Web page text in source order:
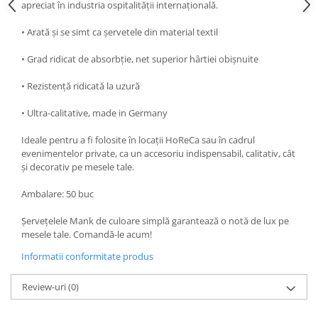
DECOR EVENIMENTE CORPORATE
DECOR ANIVERSARI COPII
DECOR PETRECERI
TEMATICA MARINA
TEMATICA RUSTICA
TEMATICA ROMANTICA
DECOR 1 & 8 MARTIE
DECOR HALLOWEEN
DECOR ZIUA ROMANIEI
DECOR CRACIUN & REVELION
DECOR PRIMAVARA
apreciat în industria ospitalității internațională.
• Arată și se simt ca șervetele din material textil
• Grad ridicat de absorbție, net superior hârtiei obișnuite
• Rezistență ridicată la uzură
• Ultra-calitative, made in Germany
Ideale pentru a fi folosite în locații HoReCa sau în cadrul
evenimentelor private, ca un accesoriu indispensabil, calitativ, cât
și decorativ pe mesele tale.
Ambalare: 50 buc
Șervețelele Mank de culoare simplă garantează o notă de lux pe
mesele tale. Comandă-le acum!
Informatii conformitate produs
Review-uri(0)